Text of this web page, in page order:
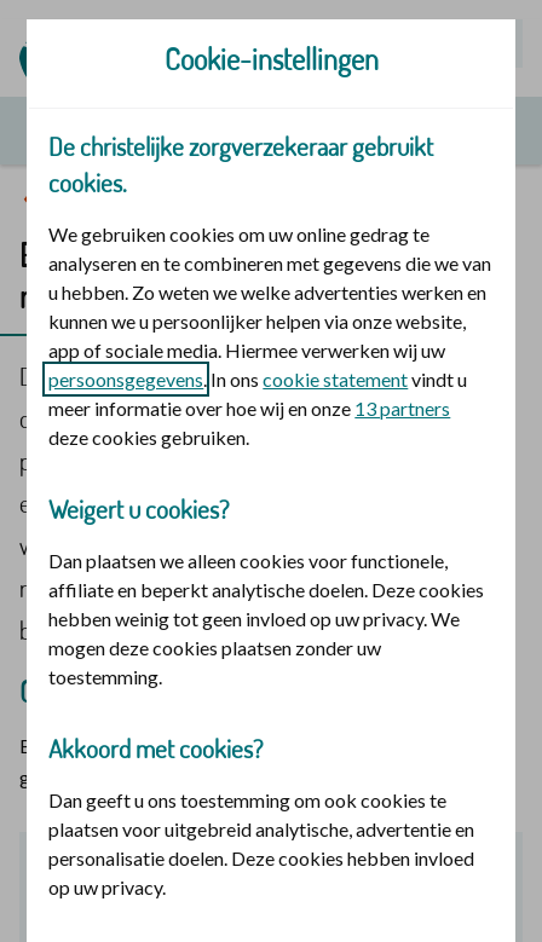
Pgb
Elke pgb-zorgverlener krijgt dezelfde
rechten
De overheid is van plan om vanaf 1 januari 2026
dezelfde regels te laten gelden voor alle
persoonsgebonden budget (pgb)-zorgverleners met
een arbeidsovereenkomst
werken of 4 dagen of meer, er is geen verschil meer in
rechten. Dit zorgt ook voor veranderingen voor
budgethouders.
Gelden de nieuwe regels voor u?
Beantwoord de vragen en kijk of de nieuwe regels voor u
gelden.
Krijgt u zorg van informele zorgverleners?
Cookie-instellingen
De christelijke zorgverzekeraar gebruikt
cookies.
We gebruiken cookies om uw online gedrag te
analyseren en te combineren met gegevens die we van
u hebben. Zo weten we welke advertenties werken en
kunnen we u persoonlijker helpen via onze website,
app of sociale media. Hiermee verwerken wij uw
persoonsgegevens. In onscookie statementvindt u
meer informatie over hoe wij en onze 13 partners
deze cookies gebruiken.
Weigert u cookies?
Dan plaatsen we alleen cookies voor functionele,
affiliate en beperkt analytische doelen. Deze cookies
hebben weinig tot geen invloed op uw privacy. We
mogen deze cookies plaatsen zonder uw
toestemming.
Akkoord met cookies?
Dan geeft u ons toestemming om ook cookies te
plaatsen voor uitgebreid analytische, advertentie en
personalisatie doelen. Deze cookies hebben invloed
op uw privacy.